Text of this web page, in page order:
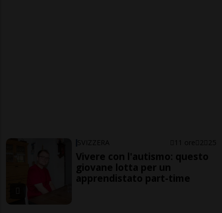
SVIZZERA 11 ore 2 25
Vivere con l'autismo: questo
giovane lotta per un
apprendistato part-time